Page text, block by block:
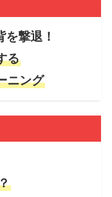
撃退！
る
ニング